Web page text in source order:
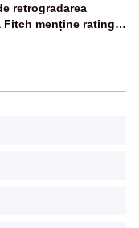
retrogradarea
Fitch menține ratingul
negativă